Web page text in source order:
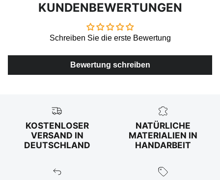
KUNDENBEWERTUNGEN
Schreiben Sie die erste Bewertung
Bewertung schreiben
KOSTENLOSER
VERSAND IN
DEUTSCHLAND
NATÜRLICHE
MATERIALIEN IN
HANDARBEIT